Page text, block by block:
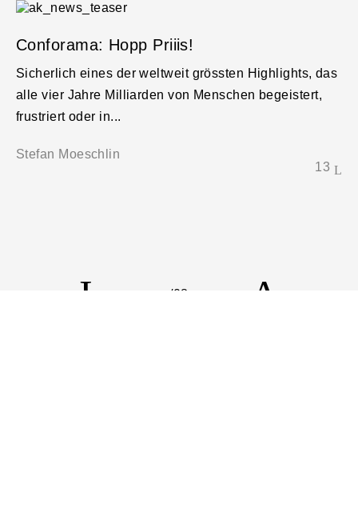
Conforama: Hopp Priiis!
Sicherlich eines der weltweit grössten Highlights, das
alle vier Jahre Milliarden von Menschen begeistert,
frustriert oder in...
Stefan Moeschlin
13
/08